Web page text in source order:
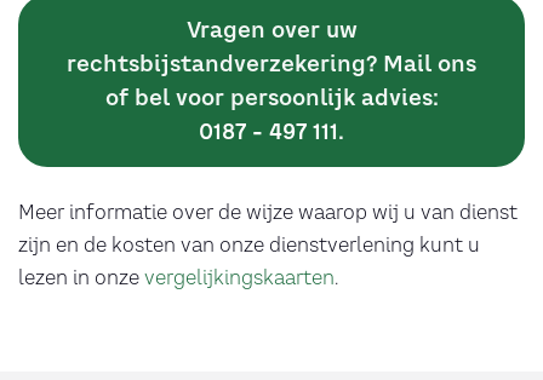
Vragen over uw
rechtsbijstandverzekering? Mail ons
of bel voor persoonlijk advies:
0187 - 497 111.
Meer informatie over de wijze waarop wij u van dienst
zijn en de kosten van onze dienstverlening kunt u
lezen in onzevergelijkingskaarten.